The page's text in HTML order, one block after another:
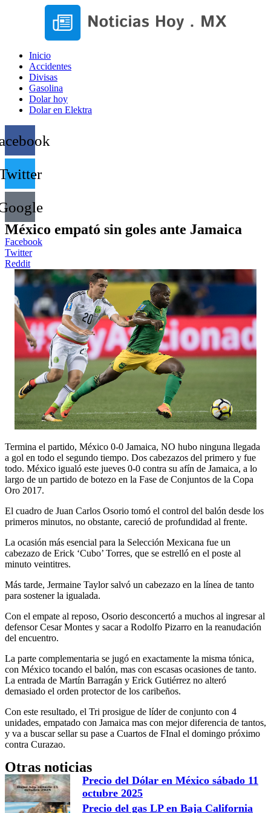
Inicio
Accidentes
Divisas
Gasolina
Dolar hoy
Dolar en Elektra
México empató sin goles ante Jamaica
Facebook
Twitter
Reddit
Termina el partido, México 0-0 Jamaica, NO hubo ninguna llegada
a gol en todo el segundo tiempo. Dos cabezazos del primero y fue
todo. México igualó este jueves 0-0 contra su afín de Jamaica, a lo
largo de un partido de botezo en la Fase de Conjuntos de la Copa
Oro 2017.
El cuadro de Juan Carlos Osorio tomó el control del balón desde los
primeros minutos, no obstante, careció de profundidad al frente.
La ocasión más esencial para la Selección Mexicana fue un
cabezazo de Erick ‘Cubo’ Torres, que se estrelló en el poste al
minuto veintitres.
Más tarde, Jermaine Taylor salvó un cabezazo en la línea de tanto
para sostener la igualada.
Con el empate al reposo, Osorio desconcertó a muchos al ingresar al
defensor Cesar Montes y sacar a Rodolfo Pizarro en la reanudación
del encuentro.
La parte complementaria se jugó en exactamente la misma tónica,
con México tocando el balón, mas con escasas ocasiones de tanto.
La entrada de Martín Barragán y Erick Gutiérrez no alteró
demasiado el orden protector de los caribeños.
Con este resultado, el Tri prosigue de líder de conjunto con 4
unidades, empatado con Jamaica mas con mejor diferencia de tantos,
y va a buscar sellar su pase a Cuartos de FInal el domingo próximo
contra Curazao.
Otras noticias
Precio del Dólar en México sábado 11
octubre 2025
Precio del gas LP en Baja California